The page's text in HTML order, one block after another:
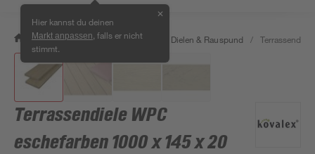
Hier kannst du deinen
Markt anpassen , falls er nicht
stimmt.
✕
/ Bauen & Renovieren / Holz Dielen & Rauspund /
Terrassendiele WPC
eschefarben 1000 x 145 x 20